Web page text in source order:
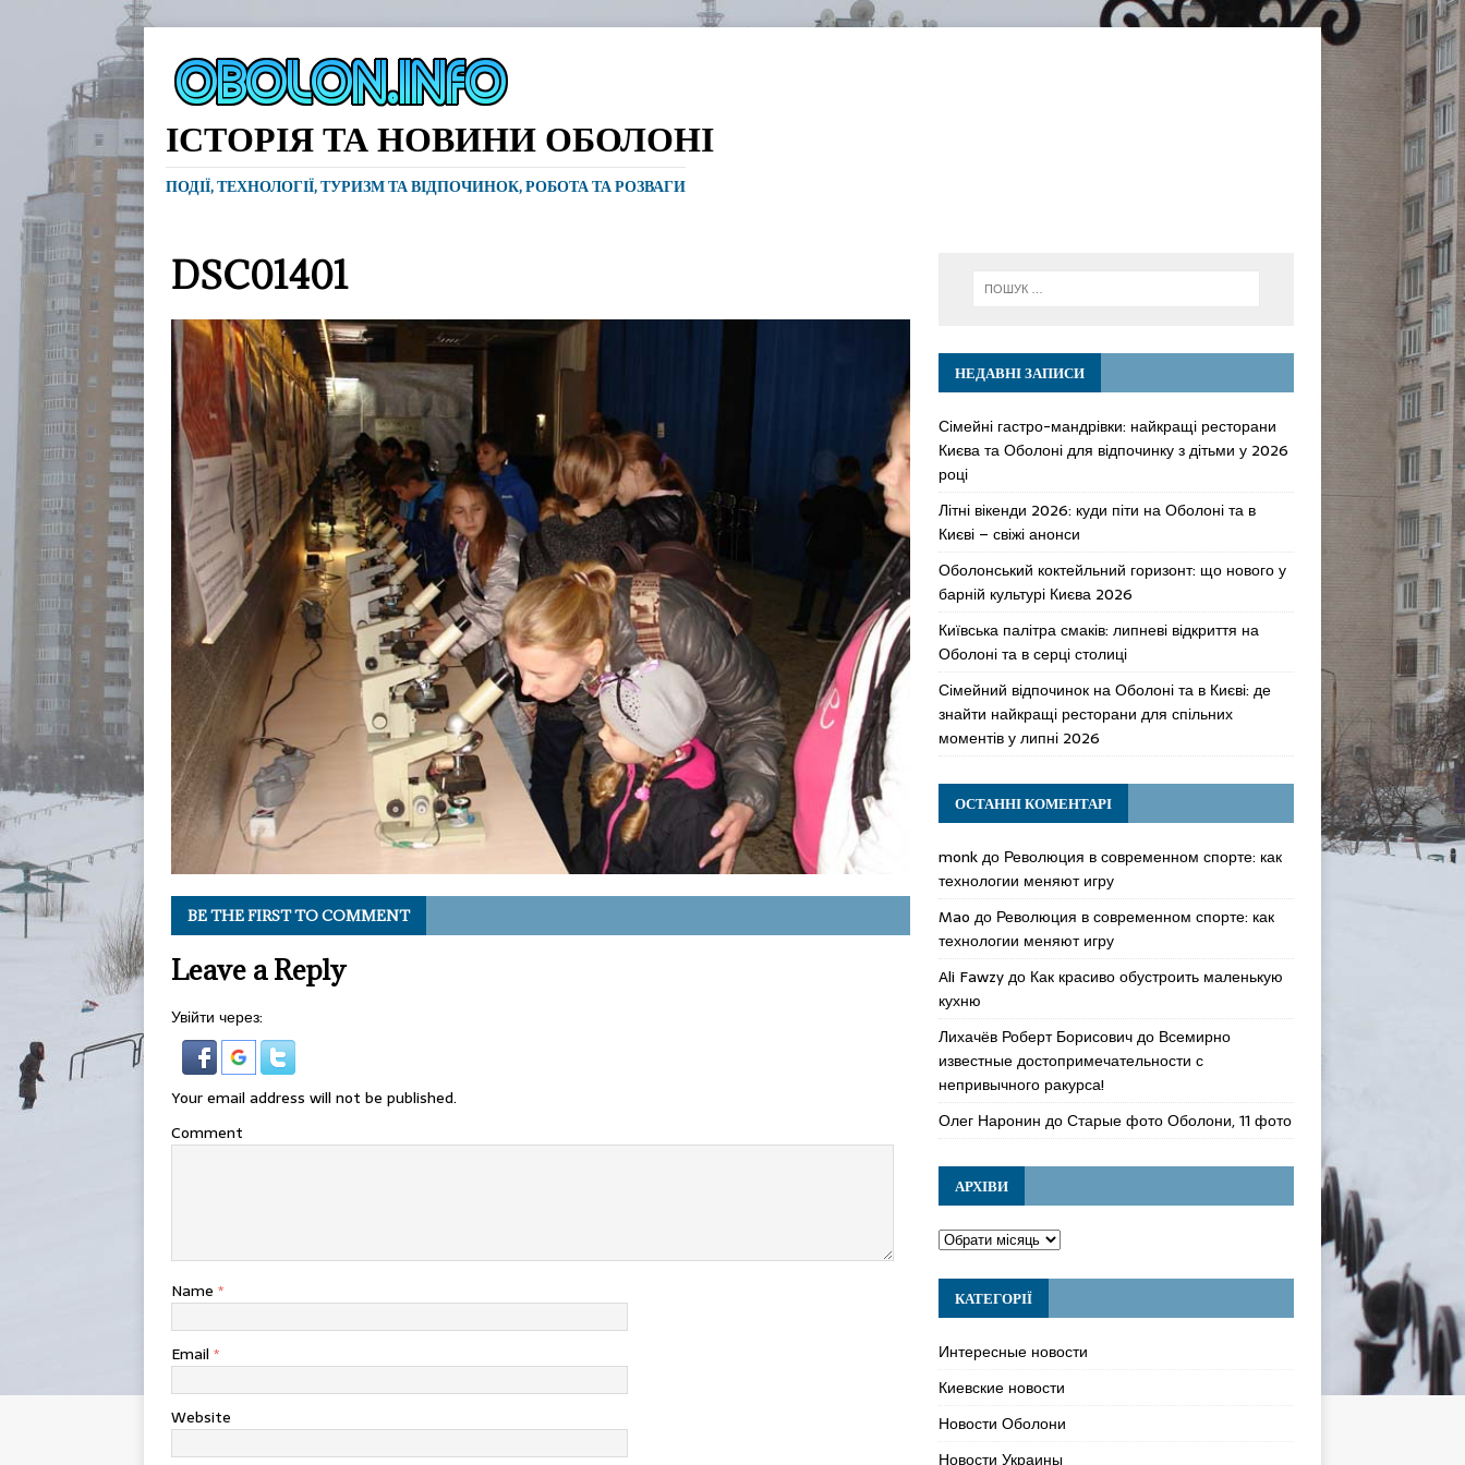
ІСТОРІЯ ТА НОВИНИ ОБОЛОНІ
ПОДІЇ, ТЕХНОЛОГІЇ, ТУРИЗМ ТА ВІДПОЧИНОК, РОБОТА ТА РОЗВАГИ
DSC01401
BE THE FIRST TO COMMENT
Leave a Reply
Увійти через:
Your email address will not be published.
Comment
Name *
Email *
Website
НЕДАВНІ ЗАПИСИ
Сімейні гастро-мандрівки: найкращі ресторани
Києва та Оболоні для відпочинку з дітьми у 2026
році
Літні вікенди 2026: куди піти на Оболоні та в
Києві – свіжі анонси
Оболонський коктейльний горизонт: що нового у
барній культурі Києва 2026
Київська палітра смаків: липневі відкриття на
Оболоні та в серці столиці
Сімейний відпочинок на Оболоні та в Києві: де
знайти найкращі ресторани для спільних
моментів у липні 2026
ОСТАННІ КОМЕНТАРІ
monkдо Революция в современном спорте: как
технологии меняют игру
Mao до Революция в современном спорте: как
технологии меняют игру
Ali Fawzyдо Как красиво обустроить маленькую
кухню
Лихачёв Роберт Борисовичдо Всемирно
известные достопримечательности с
непривычного ракурса!
Олег Наронин доСтарые фото Оболони, 11 фото
АРХІВИ
КАТЕГОРІЇ
Интересные новости
Киевские новости
Новости Оболони
Новости Украины